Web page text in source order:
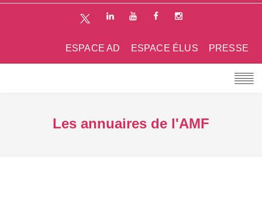
PRESSE
ESPACE ÉLUS
ESPACE AD
Les annuaires de l'AMF